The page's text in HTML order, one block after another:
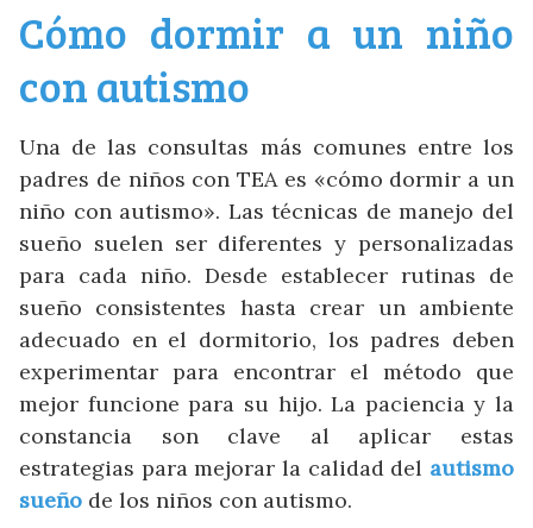
Cómo dormir a un niño
con autismo
Una de las consultas más comunes entre los
padres de niños con TEA es «cómo dormir a un
niño con autismo». Las técnicas de manejo del
sueño suelen ser diferentes y personalizadas
para cada niño. Desde establecer rutinas de
sueño consistentes hasta crear un ambiente
adecuado en el dormitorio, los padres deben
experimentar para encontrar el método que
mejor funcione para su hijo. La paciencia y la
constancia son clave al aplicar estas
estrategias para mejorar la calidad del autismo
sueño de los niños con autismo.